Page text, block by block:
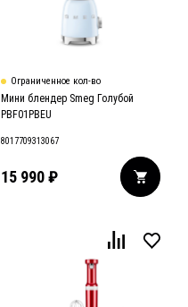
Ограниченное кол-во
Мини блендер Smeg Голубой
PBF01PBEU
8017709313067
15 990 ₽